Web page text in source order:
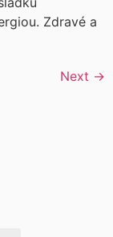
Zdravé a
Next →